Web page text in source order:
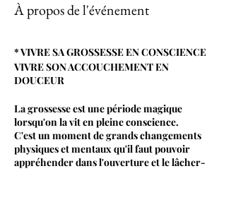
À propos de l'événement
* VIVRE SA GROSSESSE EN CONSCIENCE
VIVRE SON ACCOUCHEMENT EN
DOUCEUR
La grossesse est une période magique
lorsqu'on la vit en pleine conscience.
C'est un moment de grands changements
physiques et mentaux qu'il faut pouvoir
appréhender dans l'ouverture et le lâcher-